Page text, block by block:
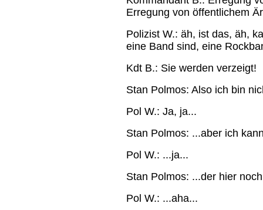
Erregung von öffentlichem
Polizist W.: äh, ist das, äh,
eine Band sind, eine
Kdt B.: Sie werden verzeigt!
Stan Polmos: Also ich bin
Pol W.: Ja, ja...
Stan Polmos: ...aber ich
Pol W.: ...ja...
Stan Polmos: ...der hier
Pol W.: ...aha...